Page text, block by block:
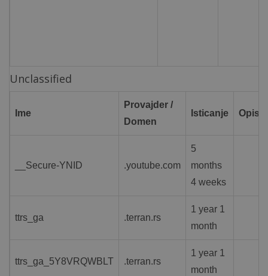
Unclassified
Ime
Provajder /
Domen
Isticanje Opis
__Secure-YNID .youtube.com
5
months
4 weeks
ttrs_ga .terran.rs
1 year 1
month
ttrs_ga_5Y8VRQWBLT .terran.rs
1 year 1
month